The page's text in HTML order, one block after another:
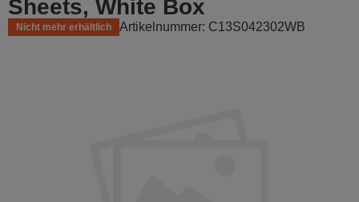
Sheets, White Box
Nicht mehr erhältlich Artikelnummer: C13S042302WB